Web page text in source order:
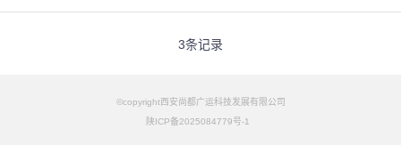
3条记录
©copyright西安尚都广运科技发展有限公司
陕ICP备2025084779号-1